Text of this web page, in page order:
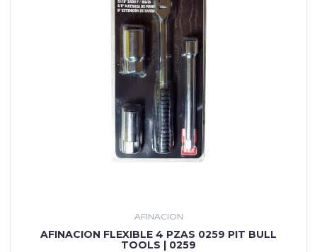
AFINACION
AFINACION FLEXIBLE 4 PZAS 0259 PIT BULL
TOOLS | 0259